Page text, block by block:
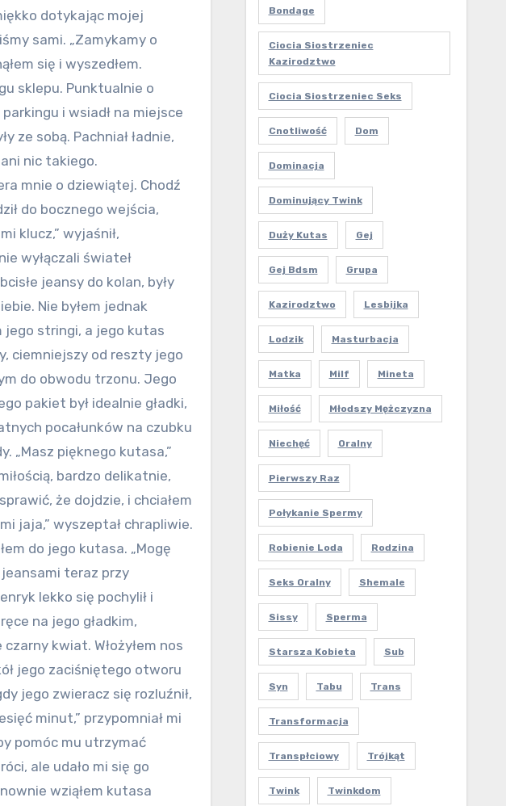
dotykając mojej
sami. „Zamykamy o
się i wyszedłem.
sklepu. Punktualnie o
i wsiadł na miejsce
ze sobą. Pachniał ładnie,
nic takiego.
mnie o dziewiątej. Chodź
do bocznego wejścia,
klucz,” wyjaśnił,
wyłączali świateł
jeansy do kolan, były
Nie byłem jednak
jego stringi, a jego kutas
ciemniejszy od reszty jego
do obwodu trzonu. Jego
pakiet był idealnie gładki,
pocałunków na czubku
„Masz pięknego kutasa,”
bardzo delikatnie,
że dojdzie, i chciałem
jaja,” wyszeptał chrapliwie.
do jego kutasa. „Mogę
jeansami teraz przy
lekko się pochylił i
na jego gładkim,
kwiat. Włożyłem nos
jego zaciśniętego otworu
jego zwieracz się rozluźnił,
minut,” przypomniał mi
pomóc mu utrzymać
ale udało mi się go
wziąłem kutasa
Bondage
Ciocia Siostrzeniec
Kazirodztwo
Ciocia Siostrzeniec Seks
Cnotliwość Dom
Dominacja
Dominujący Twink
Duży Kutas Gej
Gej Bdsm Grupa
Kazirodztwo Lesbijka
Lodzik Masturbacja
Matka Milf Mineta
Miłość Młodszy Mężczyzna
Niechęć Oralny
Pierwszy Raz
Połykanie Spermy
Robienie Loda Rodzina
Seks Oralny Shemale
Sissy Sperma
Starsza Kobieta Sub
Syn Tabu Trans
Transformacja
Transpłciowy Trójkąt
Twink Twinkdom